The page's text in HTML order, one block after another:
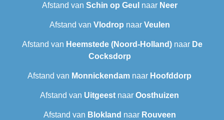
Afstand van Schin op Geul naar Neer
Afstand van Vlodrop naar Veulen
Afstand van Heemstede (Noord-Holland)naar De
Cocksdorp
Afstand van Monnickendam naar Hoofddorp
Afstand van Uitgeest naar Oosthuizen
Afstand van Blokland naar Rouveen